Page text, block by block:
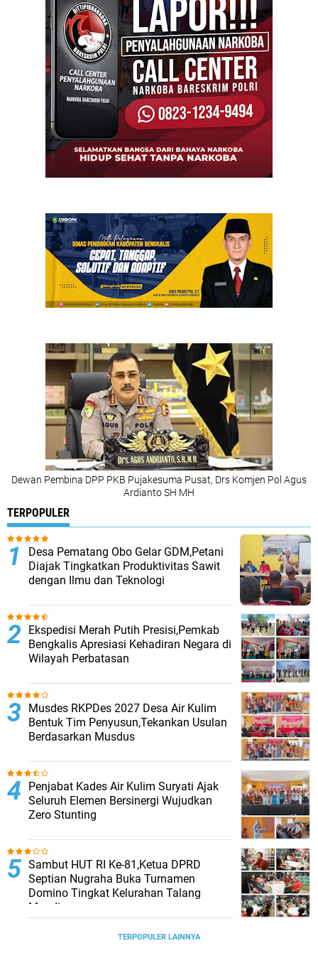
Dewan Pembina DPP PKB Pujakesuma Pusat, Drs Komjen Pol Agus
Ardianto SH MH
TERPOPULER
Desa Pematang Obo Gelar GDM,Petani
Diajak Tingkatkan Produktivitas Sawit
dengan Ilmu dan Teknologi
Ekspedisi Merah Putih Presisi,Pemkab
Bengkalis Apresiasi Kehadiran Negara di
Wilayah Perbatasan
Musdes RKPDes 2027 Desa Air Kulim
Bentuk Tim Penyusun,Tekankan Usulan
Berdasarkan Musdus
Penjabat Kades Air Kulim Suryati Ajak
Seluruh Elemen Bersinergi Wujudkan
Zero Stunting
Sambut HUT RI Ke-81,Ketua DPRD
Septian Nugraha Buka Turnamen
Domino Tingkat Kelurahan Talang
Mandi
TERPOPULER LAINNYA